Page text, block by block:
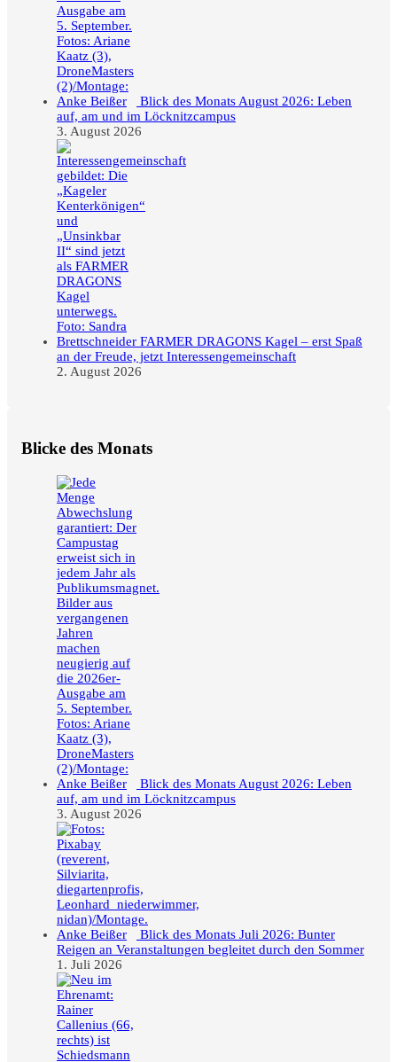
Blick des Monats August 2026: Leben
auf, am und im Löcknitzcampus
3. August 2026
FARMER DRAGONS Kagel – erst Spaß
an der Freude, jetzt Interessengemeinschaft
2. August 2026
Blicke des Monats
Blick des Monats August 2026: Leben
auf, am und im Löcknitzcampus
3. August 2026
Blick des Monats Juli 2026: Bunter
Reigen an Veranstaltungen begleitet durch den Sommer
1. Juli 2026